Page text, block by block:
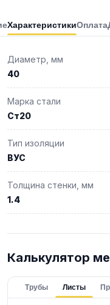
ХарактеристикиОплата
Диаметр, мм
40
Марка стали
Ст20
Тип изоляции
ВУС
Толщина стенки, мм
1.4
Калькулятор
Трубы Листы